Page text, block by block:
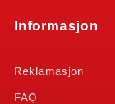
Informasjon
Reklamasjon
FAQ